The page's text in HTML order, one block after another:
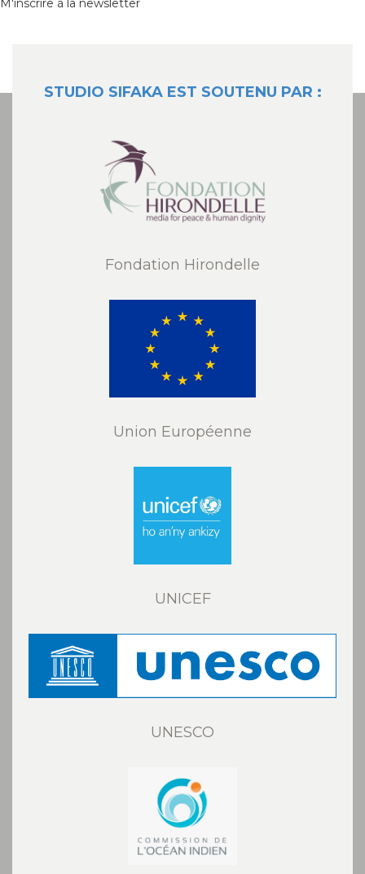
M'inscrire à la newsletter
STUDIO SIFAKA EST SOUTENU PAR :
Fondation Hirondelle
Union Européenne
UNICEF
UNESCO